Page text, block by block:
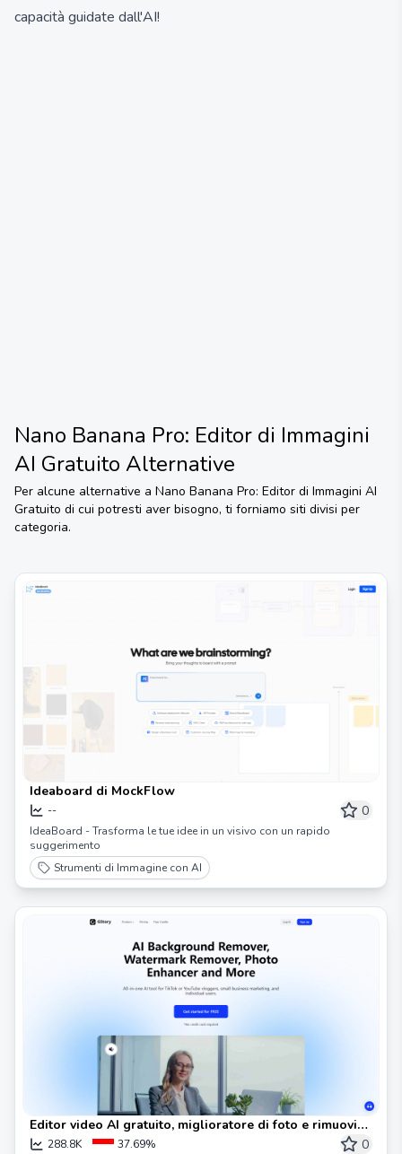
capacità guidate dall'AI!
Nano Banana Pro: Editor di Immagini
AI Gratuito Alternative
Per alcune alternative a Nano Banana Pro: Editor di Immagini AI
Gratuito di cui potresti aver bisogno, ti forniamo siti divisi per
categoria.
Ideaboard di MockFlow
-- 0
IdeaBoard - Trasforma le tue idee in un visivo con un rapido
suggerimento
Strumenti di Immagine con AI
Editor video AI gratuito, miglioratore di foto e rimuovi
filigrana TikTok | GStory.ai
288.8K 37.69% 0